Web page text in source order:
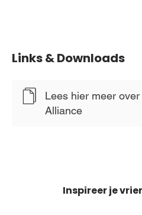
Links & Downloads
Lees hier meer
Alliance
Inspireer je